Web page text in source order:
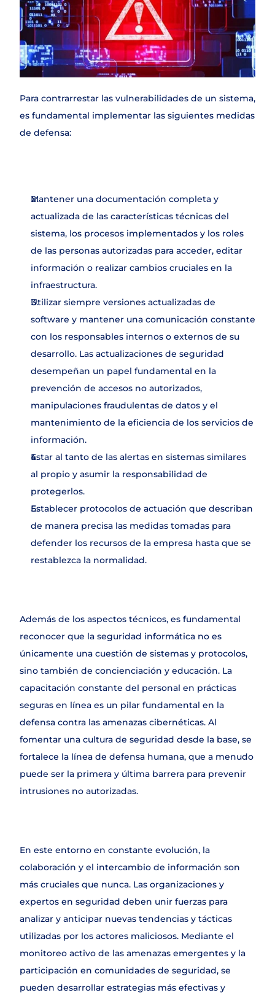
Para contrarrestar las vulnerabilidades de un sistema,
es fundamental implementar las siguientes medidas
de defensa:
Mantener una documentación completa y
actualizada de las características técnicas del
sistema, los procesos implementados y los roles
de las personas autorizadas para acceder, editar
información o realizar cambios cruciales en la
infraestructura.
Utilizar siempre versiones actualizadas de
software y mantener una comunicación constante
con los responsables internos o externos de su
desarrollo. Las actualizaciones de seguridad
desempeñan un papel fundamental en la
prevención de accesos no autorizados,
manipulaciones fraudulentas de datos y el
mantenimiento de la eficiencia de los servicios de
información.
Estar al tanto de las alertas en sistemas similares
al propio y asumir la responsabilidad de
protegerlos.
Establecer protocolos de actuación que describan
de manera precisa las medidas tomadas para
defender los recursos de la empresa hasta que se
restablezca la normalidad.
Además de los aspectos técnicos, es fundamental
reconocer que la seguridad informática no es
únicamente una cuestión de sistemas y protocolos,
sino también de concienciación y educación. La
capacitación constante del personal en prácticas
seguras en línea es un pilar fundamental en la
defensa contra las amenazas cibernéticas. Al
fomentar una cultura de seguridad desde la base, se
fortalece la línea de defensa humana, que a menudo
puede ser la primera y última barrera para prevenir
intrusiones no autorizadas.
En este entorno en constante evolución, la
colaboración y el intercambio de información son
más cruciales que nunca. Las organizaciones y
expertos en seguridad deben unir fuerzas para
analizar y anticipar nuevas tendencias y tácticas
utilizadas por los actores maliciosos. Mediante el
monitoreo activo de las amenazas emergentes y la
participación en comunidades de seguridad, se
pueden desarrollar estrategias más efectivas y